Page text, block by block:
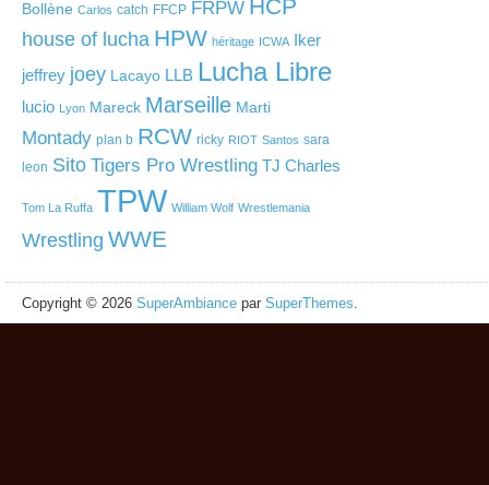
Bollène Carlos catch FFCP FRPW HCP
house of lucha HPW héritage ICWA Iker
jeffrey joey Lacayo LLB Lucha Libre
lucio Lyon Mareck Marseille Marti
Montady plan b RCW ricky RIOT Santos sara
leon Sito Tigers Pro Wrestling TJ Charles
Tom La Ruffa TPW William Wolf Wrestlemania
Wrestling WWE
Copyright © 2026 SuperAmbiance par SuperThemes